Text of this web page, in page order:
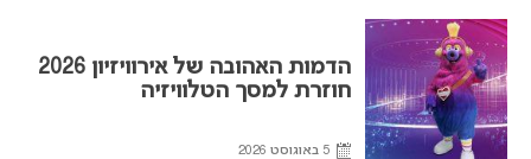
הדמות האהובה של אירוויזיון 2026
חוזרת למסך הטלוויזיה
5 באוגוסט 2026